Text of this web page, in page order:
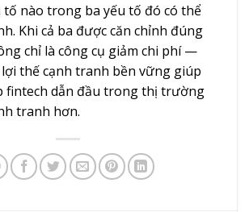
tố nào trong ba yếu tố đó có thể
Khi cả ba được căn chỉnh đúng
chỉ là công cụ giảm chi phí —
thế cạnh tranh bền vững giúp
fintech dẫn đầu trong thị trường
tranh hơn.